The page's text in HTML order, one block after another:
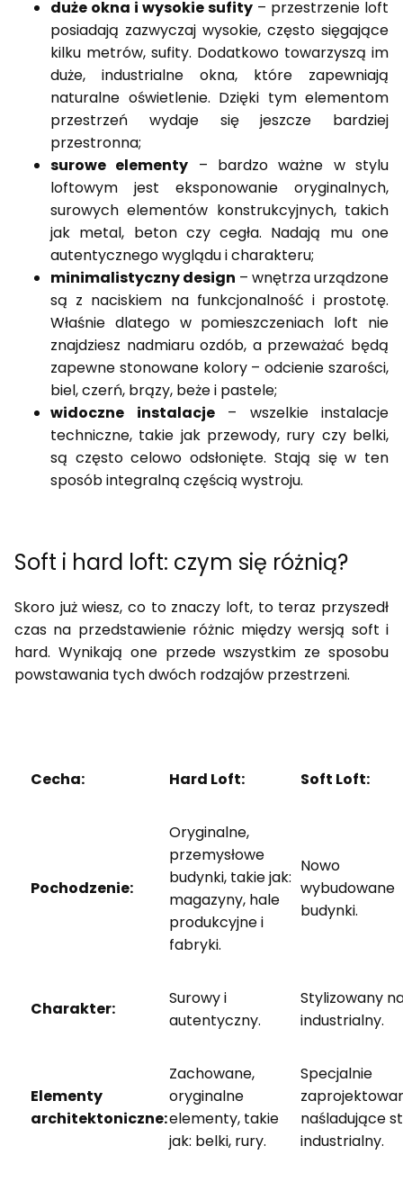
duże okna i wysokie sufity – przestrzenie loft
posiadają zazwyczaj wysokie, często sięgające
kilku metrów, sufity. Dodatkowo towarzyszą im
duże, industrialne okna, które zapewniają
naturalne oświetlenie. Dzięki tym elementom
przestrzeń wydaje się jeszcze bardziej
przestronna;
surowe elementy – bardzo ważne w stylu
loftowym jest eksponowanie oryginalnych,
surowych elementów konstrukcyjnych, takich
jak metal, beton czy cegła. Nadają mu one
autentycznego wyglądu i charakteru;
minimalistyczny design – wnętrza urządzone
są z naciskiem na funkcjonalność i prostotę.
Właśnie dlatego w pomieszczeniach loft nie
znajdziesz nadmiaru ozdób, a przeważać będą
zapewne stonowane kolory – odcienie szarości,
biel, czerń, brązy, beże i pastele;
widoczne instalacje– wszelkie instalacje
techniczne, takie jak przewody, rury czy belki,
są często celowo odsłonięte. Stają się w ten
sposób integralną częścią wystroju.
Soft i hard loft: czym się różnią?
Skoro już wiesz, co to znaczy loft, to teraz przyszedł
czas na przedstawienie różnic między wersją soft i
hard. Wynikają one przede wszystkim ze sposobu
powstawania tych dwóch rodzajów przestrzeni.
Cecha: Hard Loft: Soft Loft:
Pochodzenie:
Oryginalne,
przemysłowe
budynki, takie jak:
magazyny, hale
produkcyjne i
fabryki.
Nowo
wybudowane
budynki.
Charakter:
Surowy i
autentyczny.
Stylizowany
industrialny.
Elementy
architektoniczne:
Zachowane,
oryginalne
elementy, takie
jak: belki, rury.
Specjalnie
naśladujące
industrialny.